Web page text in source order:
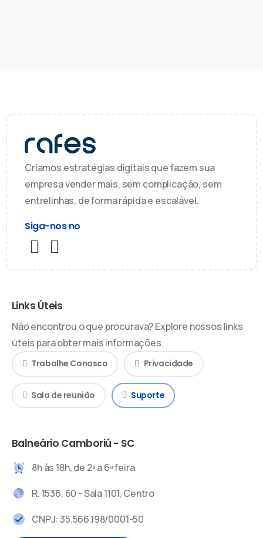
Criamos estratégias digitais que fazem sua
empresa vender mais, sem complicação, sem
entrelinhas, de forma rápida e escalável.
Siga-nos no
Links Úteis
Não encontrou o que procurava? Explore nossos links
úteis para obter mais informações.
Trabalhe Conosco Privacidade
Sala de reunião Suporte
Balneário Camboriú - SC
8h às 18h, de 2ª a 6ª feira
R. 1536, 60 - Sala 1101, Centro
CNPJ: 35.566.198/0001-50